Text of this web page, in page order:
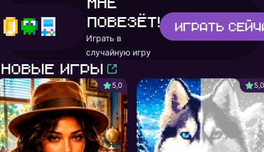
повезёт!
Играть в
случайную игру
Играть
Новые игры
5,0 5,0